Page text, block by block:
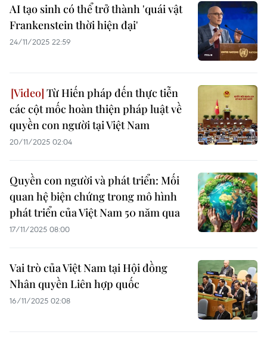
AI tạo sinh có thể trở thành 'quái vật
Frankenstein thời hiện đại'
24/11/2025 22:59
Từ Hiến pháp đến thực tiễn
các cột mốc hoàn thiện pháp luật về
quyền con người tại Việt Nam
20/11/2025 02:04
Quyền con người và phát triển: Mối
quan hệ biện chứng trong mô hình
phát triển của Việt Nam 50 năm qua
17/11/2025 08:00
Vai trò của Việt Nam tại Hội đồng
Nhân quyền Liên hợp quốc
16/11/2025 02:08